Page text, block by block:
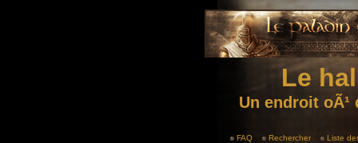
Le
Un endroit
FAQ Rechercher
Liste